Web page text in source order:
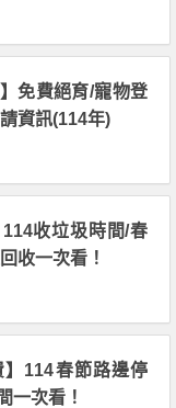
免費絕育/寵物登
資訊(114年)
114收垃圾時間/春
收一次看！
】114春節路邊停
一次看！